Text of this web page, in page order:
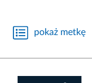
pokaż metkę